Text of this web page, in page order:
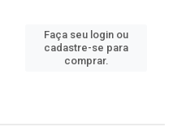
Faça seu login ou
cadastre-se para
comprar.